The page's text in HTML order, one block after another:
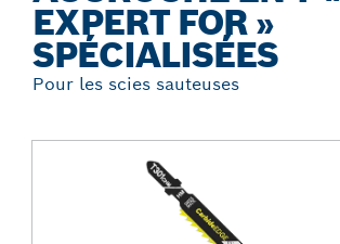
EXPERT FOR »
SPÉCIALISÉES
Pour les scies sauteuses